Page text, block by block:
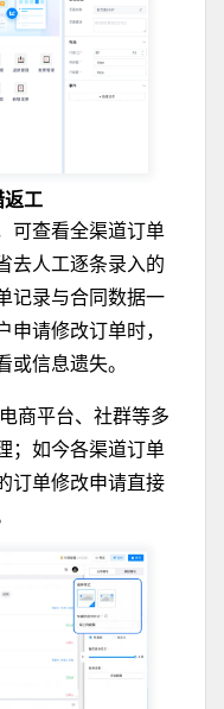
工
可查看全渠道订单
人工逐条录入的
记录与合同数据一
请修改订单时，
信息遗失。
商平台、社群等多
；如今各渠道订单
订单修改申请直接